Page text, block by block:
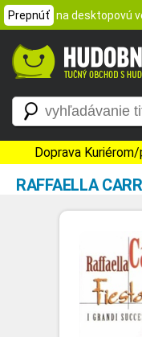
Prepnúť na desktopovú
Doprava
RAFFAELLA